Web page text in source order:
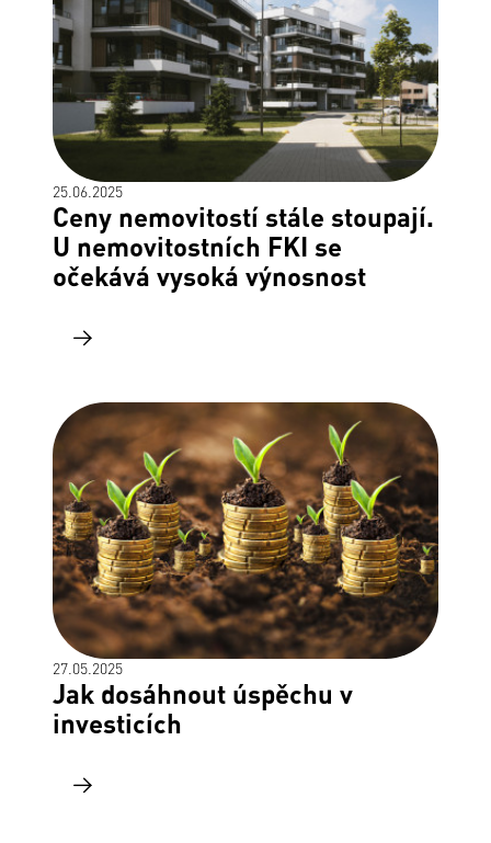
25.06.2025
Ceny nemovitostí stále stoupají.
U nemovitostních FKI se
očekává vysoká výnosnost
27.05.2025
Jak dosáhnout úspěchu v
investicích